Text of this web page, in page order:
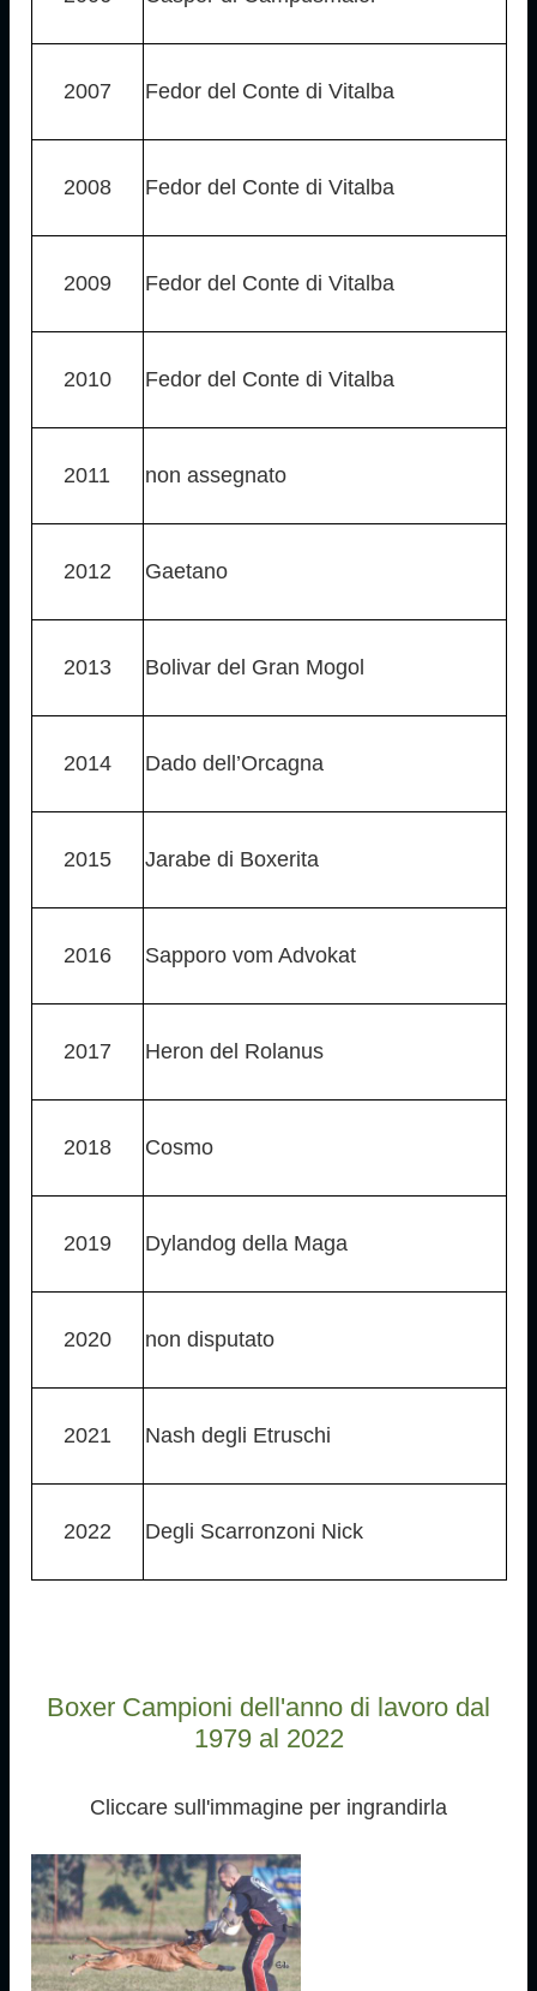
2007 Fedor del Conte di Vitalba
2008 Fedor del Conte di Vitalba
2009 Fedor del Conte di Vitalba
2010 Fedor del Conte di Vitalba
2011 non assegnato
2012 Gaetano
2013 Bolivar del Gran Mogol
2014 Dado dell’Orcagna
2015 Jarabe di Boxerita
2016 Sapporo vom Advokat
2017 Heron del Rolanus
2018 Cosmo
2019 Dylandog della Maga
2020 non disputato
2021 Nash degli Etruschi
2022 Degli Scarronzoni Nick
Boxer Campioni dell'anno di lavoro dal
1979 al 2022
Cliccare sull'immagine per ingrandirla